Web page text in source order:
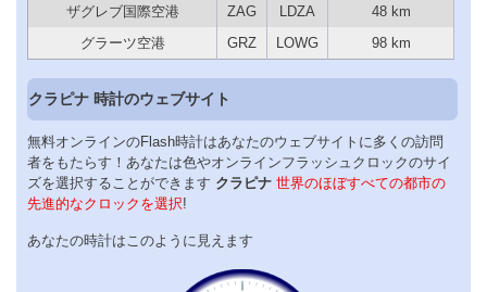
ザグレブ国際空港 ZAG LDZA
48 km
グラーツ空港
GRZ LOWG 98 km
クラピナ 時計のウェブサイト
無料オンラインのFlash時計はあなたのウェブサイトに多くの訪問
者をもたらす！あなたは色やオンラインフラッシュクロックのサイ
ズを選択することができます クラピナ 世界のほぼすべての都市の
先進的なクロックを選択!
あなたの時計はこのように見えます